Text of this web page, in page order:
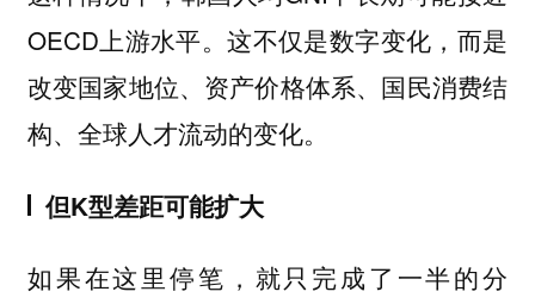
OECD上游水平。这不仅是数字变化，而是
改变国家地位、资产价格体系、国民消费结
构、全球人才流动的变化。
但K型差距可能扩大
如果在这里停笔，就只完成了一半的分